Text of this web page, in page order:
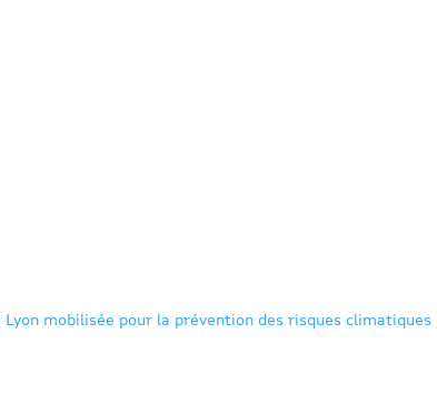
Lyon mobilisée pour la prévention des risques climatiques